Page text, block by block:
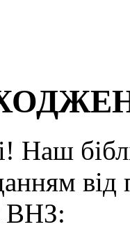
Наш
від
ВНЗ: